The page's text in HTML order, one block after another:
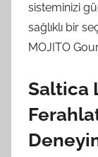
sisteminizi
sağlıklı bir
MOJITO
Saltica